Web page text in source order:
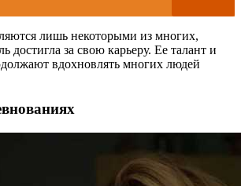
лишь некоторыми из многих,
достигла за свою карьеру. Ее талант и
вдохновлять многих людей